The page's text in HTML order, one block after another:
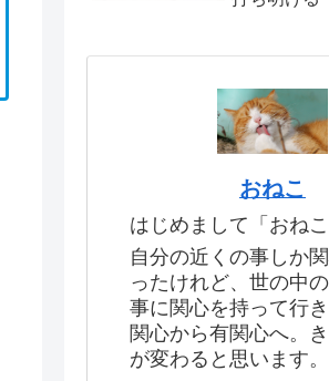
おねこ
はじめまして「おねこ
自分の近くの事しか
ったけれど、世の中
事に関心を持って行
関心から有関心へ。
が変わると思います。